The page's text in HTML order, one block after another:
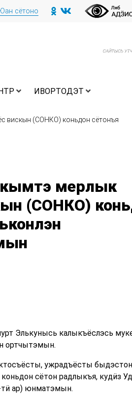
Юан сётоно
ИВОРТОДЭТ
вискын (СОНКО) коньдон сётонъя
мерлык
(СОНКО)
Элькунысь калыкъёслэсь
ортчытэмын.
ужрадъёсты
сётон радлыкъя, кудӥз
тӥ ар) юнматэмын.